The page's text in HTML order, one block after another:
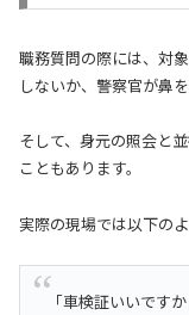
職務質問の際には、対
しないか、警察官が鼻
そして、身元の照会と
こともあります。
実際の現場では以下の
「車検証いいです